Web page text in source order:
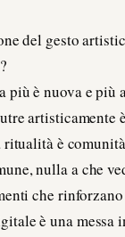
del gesto
più è nuova e più
artisticamente
è
nulla a che
che
è una messa